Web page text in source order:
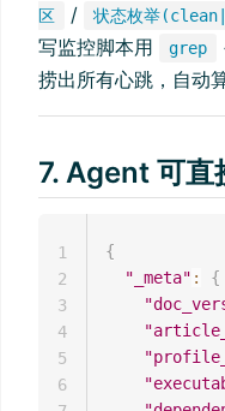
区
/ 状态枚举
写监控脚本用
grep
捞出所有心跳，自动
7. Agent 可直
{
"_meta" :
{
1
2
3
4
5
6